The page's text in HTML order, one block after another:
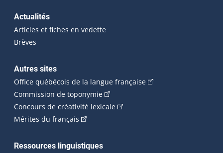
Actualités
Articles et fiches en vedette
Brèves
Autres sites
Office québécois de la langue française(Cet hyperlien
Commission de toponymie(Cet hyperlien externe s'ouvrira
Concours de créativité lexicale(Cet hyperlien externe
Mérites du français (Cet hyperlien externe s'ouvrira dans une
Ressources linguistiques